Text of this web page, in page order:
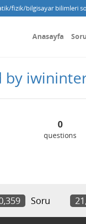
fizik/bilgisayar bilimleri
Anasayfa
by
0
questions
Soru